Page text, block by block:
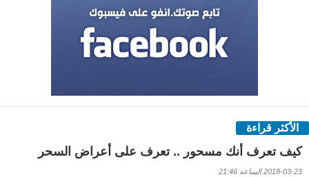
الأكثر قراءة
كيف تعرف أنك مسحور .. تعرف على أعراض السحر
2018-03-23 الساعة 21:46